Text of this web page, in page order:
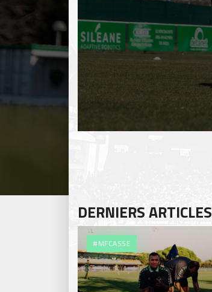
DERNIERS ARTICLES
#MFCASSE